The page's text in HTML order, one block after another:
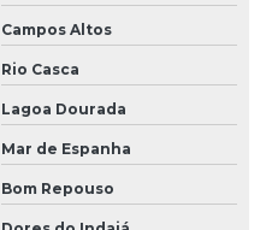
Campos Altos
Rio Casca
Lagoa Dourada
Mar de Espanha
Bom Repouso